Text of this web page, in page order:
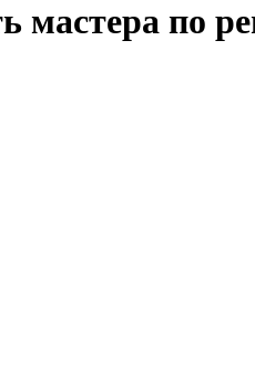
мастера по